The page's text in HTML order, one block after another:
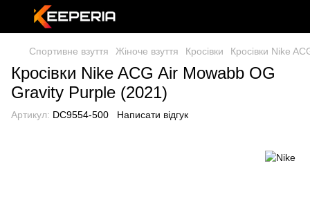
Спортивне взуття Жіноче взуття Кросівки Кросівки Nike
Кросівки Nike ACG Air Mowabb OG
Gravity Purple (2021)
Артикул: DC9554-500 Написати відгук